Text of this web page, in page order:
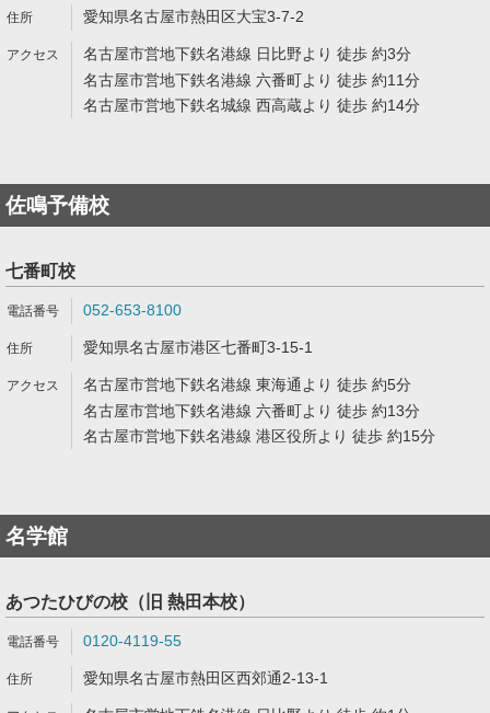
愛知県名古屋市熱田区大宝3-7-2
名古屋市営地下鉄名港線 日比野より 徒歩 約3分
名古屋市営地下鉄名港線 六番町より 徒歩 約11分
名古屋市営地下鉄名城線 西高蔵より 徒歩 約14分
佐鳴予備校
七番町校
052-653-8100
愛知県名古屋市港区七番町3-15-1
名古屋市営地下鉄名港線 東海通より 徒歩 約5分
名古屋市営地下鉄名港線 六番町より 徒歩 約13分
名古屋市営地下鉄名港線 港区役所より 徒歩 約15分
名学館
あつたひびの校（旧 熱田本校）
0120-4119-55
愛知県名古屋市熱田区西郊通2-13-1